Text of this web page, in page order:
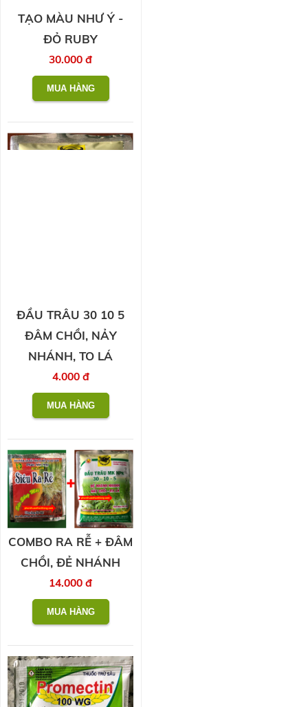
TẠO MÀU NHƯ Ý -
ĐỎ RUBY
30.000 đ
ĐẦU TRÂU 30 10 5
ĐÂM CHỒI, NẢY
NHÁNH, TO LÁ
4.000 đ
COMBO RA RỄ + ĐÂM
CHỒI, ĐẺ NHÁNH
14.000 đ